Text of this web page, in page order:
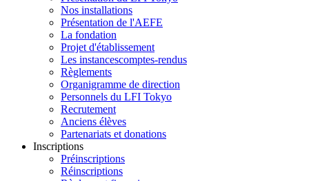
Nos installations
Présentation de l'AEFE
La fondation
Projet d'établissement
Les instancescomptes-rendus
Règlements
Organigramme de direction
Personnels du LFI Tokyo
Recrutement
Anciens élèves
Partenariats et donations
Inscriptions
Préinscriptions
Réinscriptions